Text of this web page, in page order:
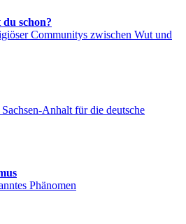
schon?
Communitys zwischen Wut und
Anhalt für die deutsche
Phänomen